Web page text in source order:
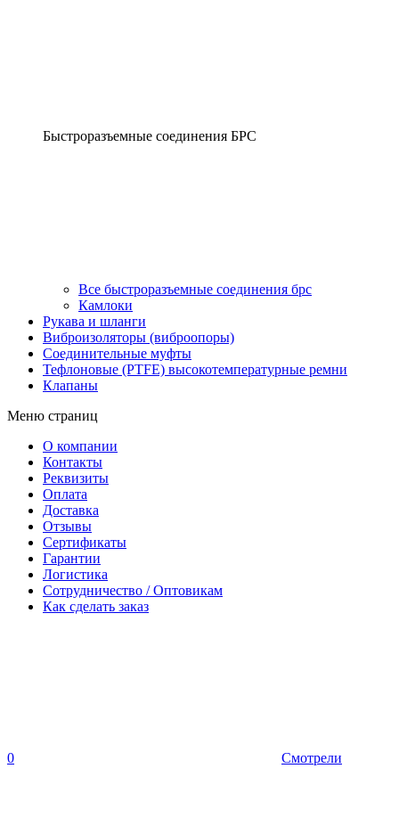
Быстроразъемные соединения БРС
Все быстроразъемные соединения брс
Камлоки
Рукава и шланги
Виброизоляторы (виброопоры)
Соединительные муфты
Тефлоновые (PTFE) высокотемпературные ремни
Клапаны
Меню страниц
О компании
Контакты
Реквизиты
Оплата
Доставка
Отзывы
Сертификаты
Гарантии
Логистика
Сотрудничество / Оптовикам
Как сделать заказ
0 Смотрели